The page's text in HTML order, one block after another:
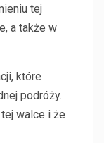
tej
a także w
które
podróży.
walce i że